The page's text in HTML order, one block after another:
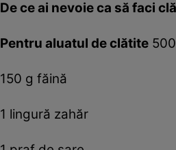
De ce ai nevoie ca să faci
Pentru aluatul de clătite
150 g făină
1 lingură zahăr